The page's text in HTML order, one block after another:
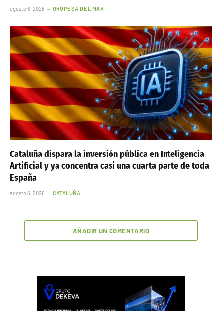
agosto 6, 2026 OROPESA DEL MAR
Cataluña dispara la inversión pública en Inteligencia
Artificial y ya concentra casi una cuarta parte de toda
España
agosto 6, 2026 CATALUÑA
AÑADIR UN COMENTARIO